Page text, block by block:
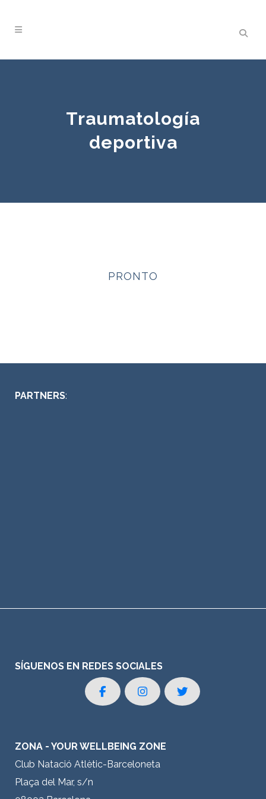
Traumatología
deportiva
PRONTO
PARTNERS:
SÍGUENOS EN REDES SOCIALES
ZONA - YOUR WELLBEING ZONE
Club Natació Atlètic-Barceloneta
Plaça del Mar, s/n